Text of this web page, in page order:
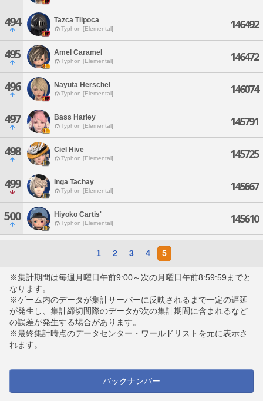
494 Tazca Tlipoca
Typhon [Elemental] 146492
495 Amel Caramel
Typhon [Elemental] 146472
496 Nayuta Herschel
Typhon [Elemental] 146074
497 Bass Harley
Typhon [Elemental] 145791
498 Ciel Hive
Typhon [Elemental] 145725
499 Inga Tachay
Typhon [Elemental] 145667
500 Hiyoko Cartis'
Typhon [Elemental] 145610
1 2 3 4 5
※集計期間は毎週月曜日午前9:00～次の月曜日午前8:59:59までと
なります。
※ゲーム内のデータが集計サーバーに反映されるまで一定の遅延
が発生し、集計締切間際のデータが次の集計期間に含まれるなど
の誤差が発生する場合があります。
※最終集計時点のデータセンター・ワールドリストを元に表示さ
れます。
バックナンバー